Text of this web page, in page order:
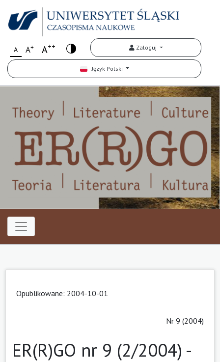
A A+ A++ Zaloguj
Język Polski
Opublikowane: 2004-10-01
Nr 9 (2004)
ER(R)GO nr 9 (2/2004) -